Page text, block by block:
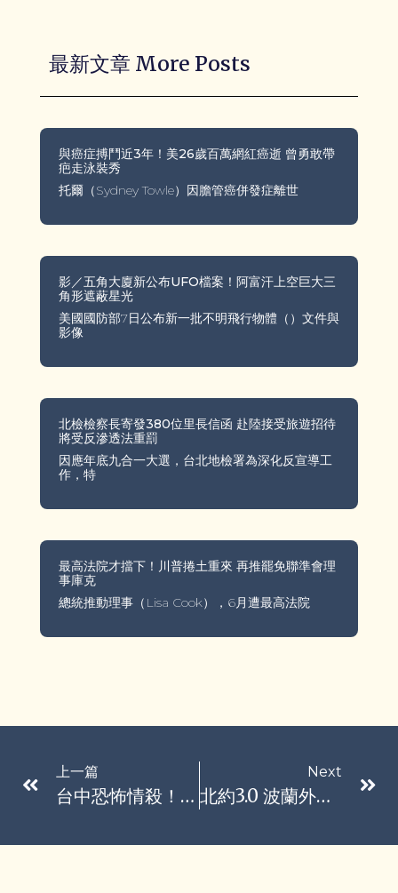
最新文章 More Posts
與癌症搏鬥近3年！美26歲百萬網紅癌逝 曾勇敢帶
疤走泳裝秀
托爾（Sydney Towle）因膽管癌併發症離世
影／五角大廈新公布UFO檔案！阿富汗上空巨大三
角形遮蔽星光
美國國防部7日公布新一批不明飛行物體（）文件與
影像
北檢檢察長寄發380位里長信函 赴陸接受旅遊招待
將受反滲透法重罰
因應年底九合一大選，台北地檢署為深化反宣導工
作，特
最高法院才擋下！川普捲土重來 再推罷免聯準會理
事庫克
總統推動理事（Lisa Cook），6月遭最高法院
上一篇
台中恐怖情殺！甩掉女治療師求復合遭拒 當街猛砍狠刺斃命
Next
北約3.0 波蘭外長：美未來更像「翻山越嶺的救兵」